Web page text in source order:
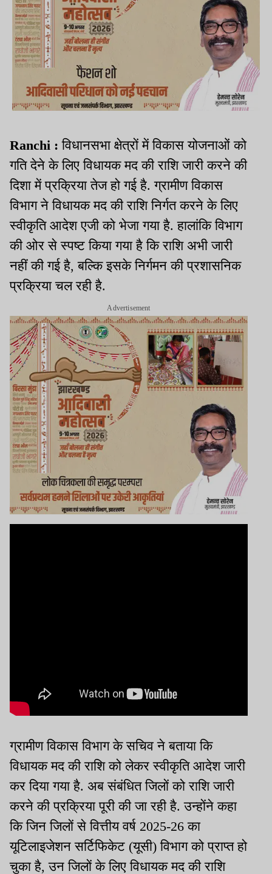
Ranchi : विधानसभा क्षेत्रों में विकास योजनाओं को
गति देने के लिए विधायक मद की राशि जारी करने की
दिशा में प्रक्रिया तेज हो गई है. ग्रामीण विकास
विभाग ने विधायक मद की राशि निर्गत करने के लिए
स्वीकृति आदेश एजी को भेजा गया है. हालांकि विभाग
की ओर से स्पष्ट किया गया है कि राशि अभी जारी
नहीं की गई है, बल्कि इसके निर्गमन की प्रशासनिक
प्रक्रिया चल रही है.
Advertisement
ग्रामीण विकास विभाग के सचिव ने बताया कि
विधायक मद की राशि को लेकर स्वीकृति आदेश जारी
कर दिया गया है. अब संबंधित जिलों को राशि जारी
करने की प्रक्रिया पूरी की जा रही है. उन्होंने कहा
कि जिन जिलों से वित्तीय वर्ष 2025-26 का
यूटिलाइजेशन सर्टिफिकेट (यूसी) विभाग को प्राप्त हो
चुका है, उन जिलों के लिए विधायक मद की राशि